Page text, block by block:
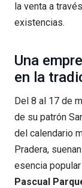
la venta a
existencias.
Una
en la
Del 8 al 17 de
de su patrón
del calendario
Pradera,
esencia
Pascual